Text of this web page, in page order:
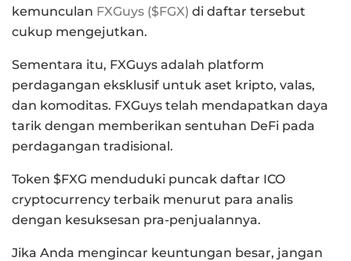
kemunculan FXGuys ($FGX) di daftar tersebut
cukup mengejutkan.
Sementara itu, FXGuys adalah platform
perdagangan eksklusif untuk aset kripto, valas,
dan komoditas. FXGuys telah mendapatkan daya
tarik dengan memberikan sentuhan DeFi pada
perdagangan tradisional.
Token $FXG menduduki puncak daftar ICO
cryptocurrency terbaik menurut para analis
dengan kesuksesan pra-penjualannya.
Jika Anda mengincar keuntungan besar, jangan